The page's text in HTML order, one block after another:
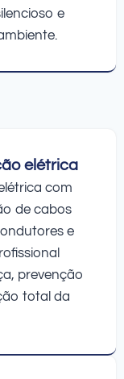
e
elétrica
com
de cabos
e
prevenção
total da